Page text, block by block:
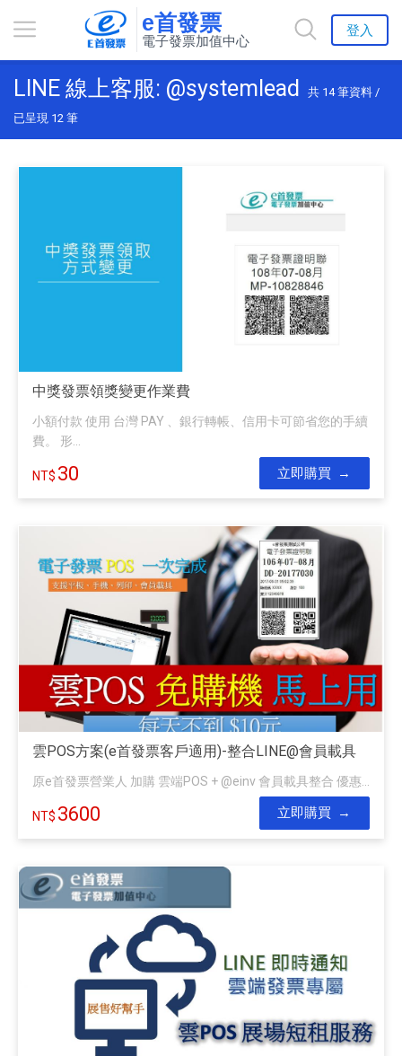
e首發票
電子發票加值中心
登入
LINE 線上客服: @systemlead 共 14筆資料 /
已呈現 12 筆
中獎發票領獎變更作業費
小額付款 使用 台灣 PAY 、銀行轉帳、信用卡可節省您的手續
費。 形...
30 立即購買
雲POS方案(e首發票客戶適用)-整合LINE@會員載具
原e首發票營業人 加購 雲端POS + @einv 會員載具整合 優惠...
3600 立即購買